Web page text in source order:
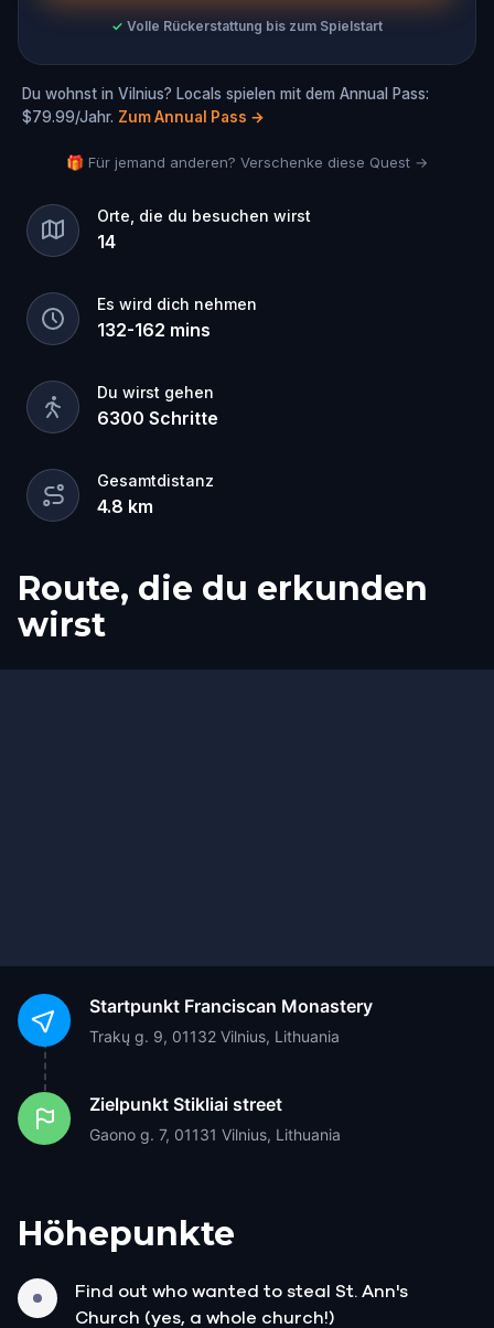
✓ Volle Rückerstattung bis zum Spielstart
Du wohnst in Vilnius? Locals spielen mit dem Annual Pass:
$79.99/Jahr. Zum Annual Pass →
🎁 Für jemand anderen? Verschenke diese Quest →
Orte, die du besuchen wirst
14
Es wird dich nehmen
132-162 mins
Du wirst gehen
6300 Schritte
Gesamtdistanz
4.8 km
Route, die du erkunden
wirst
Start
Ziel
Startpunkt Franciscan Monastery
Trakų g. 9, 01132 Vilnius, Lithuania
Zielpunkt Stikliai street
Gaono g. 7, 01131 Vilnius, Lithuania
Höhepunkte
Find out who wanted to steal St. Ann's
Church (yes, a whole church!)